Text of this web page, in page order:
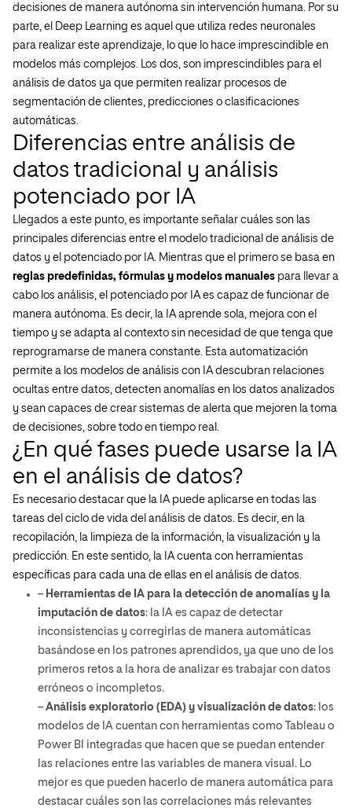
decisiones de manera autónoma sin intervención humana. Por su
parte, el Deep Learning es aquel que utiliza redes neuronales
para realizar este aprendizaje, lo que lo hace imprescindible en
modelos más complejos. Los dos, son imprescindibles para el
análisis de datos ya que permiten realizar procesos de
segmentación de clientes, predicciones o clasificaciones
automáticas.
Diferencias entre análisis de
datos tradicional y análisis
potenciado por IA
Llegados a este punto, es importante señalar cuáles son las
principales diferencias entre el modelo tradicional de análisis de
datos y el potenciado por IA. Mientras que el primero se basa en
reglas predefinidas, fórmulas y modelos manuales para llevar a
cabo los análisis, el potenciado por IA es capaz de funcionar de
manera autónoma. Es decir, la IA aprende sola, mejora con el
tiempo y se adapta al contexto sin necesidad de que tenga que
reprogramarse de manera constante. Esta automatización
permite a los modelos de análisis con IA descubran relaciones
ocultas entre datos, detecten anomalías en los datos analizados
y sean capaces de crear sistemas de alerta que mejoren la toma
de decisiones, sobre todo en tiempo real.
¿En qué fases puede usarse la IA
en el análisis de datos?
Es necesario destacar que la IA puede aplicarse en todas las
tareas del ciclo de vida del análisis de datos. Es decir, en la
recopilación, la limpieza de la información, la visualización y la
predicción. En este sentido, la IA cuenta con herramientas
específicas para cada una de ellas en el análisis de datos.
– Herramientas de IA para la detección de anomalías y la
imputación de datos: la IA es capaz de detectar
inconsistencias y corregirlas de manera automáticas
basándose en los patrones aprendidos, ya que uno de los
primeros retos a la hora de analizar es trabajar con datos
erróneos o incompletos.
– Análisis exploratorio (EDA) y visualización de datos: los
modelos de IA cuentan con herramientas como Tableau o
Power BI integradas que hacen que se puedan entender
las relaciones entre las variables de manera visual. Lo
mejor es que pueden hacerlo de manera automática para
destacar cuáles son las correlaciones más relevantes